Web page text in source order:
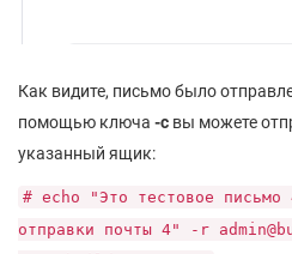
Как видите, письмо было
помощью ключа -c вы можете
указанный ящик:
# echo "Это тестовое
отправки почты 4" -r